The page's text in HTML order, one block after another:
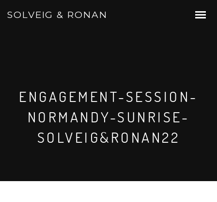
SOLVEIG & RONAN
ENGAGEMENT-SESSION-
NORMANDY-SUNRISE-
SOLVEIG&RONAN22